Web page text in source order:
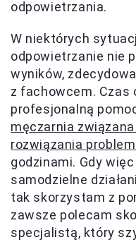
odpowietrzania.
W niektórych
odpowietrzanie nie
wyników,
z fachowcem. Czas
profesjonalną
męczarnia
rozwiązania
godzinami. Gdy
samodzielne
tak skorzystam z
zawsze polecam
specjalistą, który